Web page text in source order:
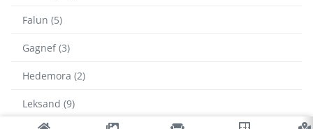
Falun (5)
Gagnef (3)
Hedemora (2)
Leksand (9)